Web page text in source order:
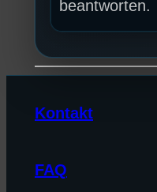
beantworten.
Kontakt
FAQ